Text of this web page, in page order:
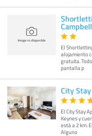
El
alojamiento
gratuita.
pantalla p
City
El City Stay
Keynes y
está a 2 km.
Alguno